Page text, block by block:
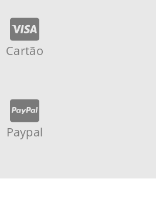
Cartão
Paypal